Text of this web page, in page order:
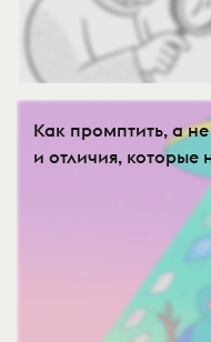
Как промптить, а
и отличия, которые